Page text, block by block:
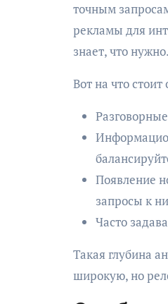
точным
рекламы для
знает, что нужно.
Вот на что
Появление
запросы к
Часто
Такая глубина
широкую, но